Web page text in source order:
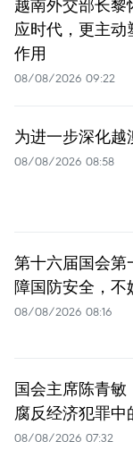
越南外交部长
应时代，更主
作用
08/08/2026 09:22
为进一步深化越
08/08/2026 08:58
第十六届国会第
障国防安全，不
08/08/2026 08:16
国会主席陈青敏
腐反经济犯罪中
08/08/2026 07:32